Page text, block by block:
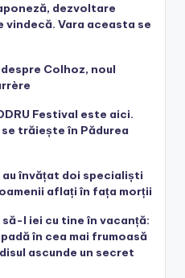
dezvoltare
Vara aceasta se
Colhoz, noul
Festival este aici.
trăiește în Pădurea
învățat doi specialiști
aflați în fața morții
să-l iei cu tine în vacanță:
în cea mai frumoasă
ascunde un secret